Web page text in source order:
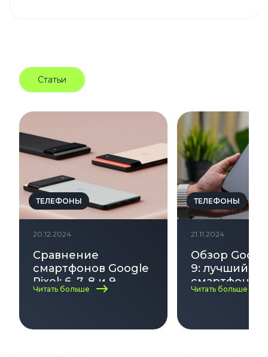
Статьи
ТЕЛЕФОНЫ
20.12.2024
Сравнение
смартфонов Google
Pixel: 6, 7, 8 и 9
Читать больше
ТЕЛЕФОНЫ
21.11.2024
Обзор
9: лучший
смартфон
Читать больше